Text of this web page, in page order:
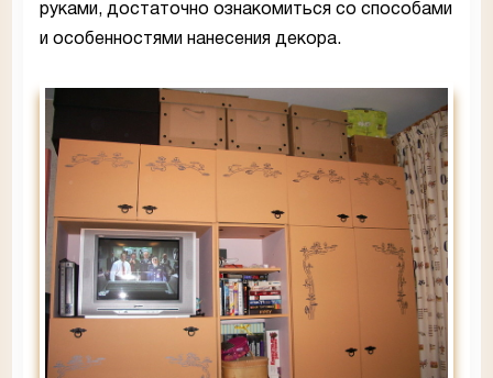
руками, достаточно ознакомиться со способами
и особенностями нанесения декора.